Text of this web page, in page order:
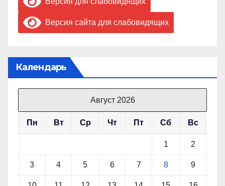
Версия сайта для слабовидящих
Календарь
Август 2026
Пн Вт Ср Чт Пт Сб Вс
1 2
3 4 5 6 7 8 9